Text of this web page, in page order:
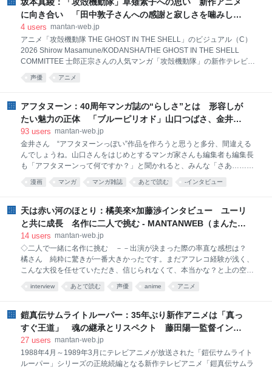
谷（紫織）さん、それから別作品で制作やプロデューサーだった森山
（菜月）さんが一緒に呼ばれました。『原作でもいいし、オリジナルで
が始まりでした」 初監督作品にしてオリジナルアニメというのはリスク
も高いはずだが、あえて挑戦しようとした。 「アニメ業界でオリジナル
作品を作るチャンスはなか
に向き合い 「田中敦子さんへの感謝と寂しさを噛みしめ
る大事な時間」 - MANTANWEB（まんたんウェブ）
4 users mantan-web.jp
アニメ「攻殻機動隊 THE GHOST IN THE SHELL」のビジュアル（C）
2026 Shirow Masamune/KODANSHA/THE GHOST IN THE SHELL
COMMITTEE 士郎正宗さんの人気マンガ「攻殻機動隊」の新作テレビア
ニメシリーズ「攻殻機動隊 THE GHOST IN THE SHELL」の第1話
「PROLOGUE + SUPER SPARTAN i」が7月7日、カンテレ・フジテレ
子役の坂本真綾さんが出演していることが明らかになった。草薙素子
は、2024年に亡くなった田中敦子さんが演じたことでも知られている。
坂本さんは「攻殻機動隊 ARISE」「攻殻機動隊 新劇場版」でも草薙素子
メ「GHOST IN THE SH
声優 アニメ
アフタヌーン：40周年マンガ誌の“らしさ”とは 形容しが
たい魅力の正体 「ブルーピリオド」山口つばさ、金井暁
編集長に聞く - MANTANWEB（まんたんウェブ）
93 users mantan-web.jp
金井さん “アフタヌーンっぽい”作品を作ろうと思うと多分、間違える
んでしょうね。山口さんをはじめとするマンガ家さんも編集者も編集長
も「アフタヌーンって何ですか？」と聞かれると、みんな「さあ……」
となる（笑）。僕は“アフタヌーンらしさ”を考えなくなったんです。企
画会議やネーム会議で「アフタヌーンらしいかどうか」という判断基準
「これがアフタヌーンです」と誰かが決めるのも違うかもしれないし、
マンガ家さんたちが、最大限に面白く、最大限に描きたいマンガをぶつ
け合うのが一番なのかと思います。編集長になったばかりの頃は、ター
うじゃないと「アフタヌーン」ではなくなる。例えば、2、3年後、全然
違う雑誌になっていたとしても、それはそれでいいんじゃないかなとも
思います。“商品”としては間
漫画 マンガ マンガ雑誌 あとで読む -インタビュー
天は赤い河のほとり：橘美來×加藤渉インタビュー ユーリ
と共に成長 名作に二人で挑む - MANTANWEB（まんたん
ウェブ）
14 users mantan-web.jp
◇二人で一緒に名作に挑む －－出演が決まった際の率直な感想は？
橘さん 純粋に驚きが一番大きかったです。まだアフレコ経験が浅く、
こんな大役を任せていただき、信じられなくて、本当かな？と上の空
で、夢かもしれないってなっていました。誰にも言えないですし。 加藤
さん 守秘義務がありますしね（笑）。 橘さん 親にすら言えなかった
親に「実は大きな役をいただけた」と話して、少しずつ実感がわき、思
いを噛み締めました。 加藤さん オーディションを受けさせていただい
た段階で、時間があまりなかったんです。カイルを演じるにあたって、
ずっとやらなければいけない……と覚悟しました。 －－橘さんがオーデ
interview あとで読む 声優 anime アニメ
鎧真伝サムライトルーパー：35年ぶり新作アニメは「真っ
すぐ王道」 魂の継承とリスペクト 藤田陽一監督インタ
ビュー - MANTANWEB（まんたんウェブ）
27 users mantan-web.jp
1988年4月～1989年3月にテレビアニメが放送された「鎧伝サムライト
ルーパー」シリーズの正統続編となる新作テレビアニメ「鎧真伝サムラ